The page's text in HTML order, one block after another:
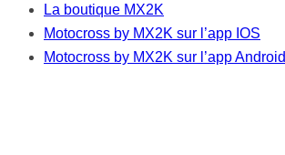
La boutique MX2K
Motocross by MX2K sur l’app IOS
Motocross by MX2K sur l’app Android